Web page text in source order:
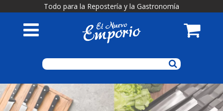
Todo para la Repostería y la Gastronomía